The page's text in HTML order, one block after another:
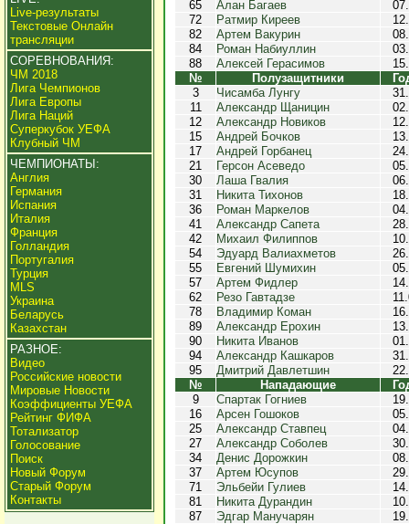
Live-результаты
Текстовые Онлайн
трансляции
СОРЕВНОВАНИЯ:
ЧМ 2018
Лига Чемпионов
Лига Европы
Лига Наций
Суперкубок УЕФА
Клубный ЧМ
ЧЕМПИОНАТЫ:
Англия
Германия
Испания
Италия
Франция
Голландия
Португалия
Турция
MLS
Украина
Беларусь
Казахстан
РАЗНОЕ:
Видео
Российские новости
Мировые Новости
Коэффициенты УЕФА
Рейтинг ФИФА
Тотализатор
Голосование
Поиск
Новый Форум
Старый Форум
Контакты
65
Алан Багаев
72
Ратмир Киреев
82
Артем Вакурин
84
Роман Набиуллин
88
Алексей Герасимов
№
Полузащитники
3
Чисамба Лунгу
11
Александр Щаницин
12
Александр Новиков
15
Андрей Бочков
17
Андрей Горбанец
21
Герсон Асеведо
30
Лаша Гвалия
31
Никита Тихонов
36
Роман Маркелов
41
Александр Сапета
42
Михаил Филиппов
54
Эдуард Валиахметов
55
Евгений Шумихин
57
Артем Фидлер
62
Резо Гавтадзе
78
Владимир Коман
89
Александр Ерохин
90
Никита Иванов
94
Александр Кашкаров
95
Дмитрий Давлетшин
№
Нападающие
9
Спартак Гогниев
16
Арсен Гошоков
25
Александр Ставпец
27
Александр Соболев
34
Денис Дорожкин
37
Артем Юсупов
71
Эльбейи Гулиев
81
Никита Дурандин
87
Эдгар Манучарян